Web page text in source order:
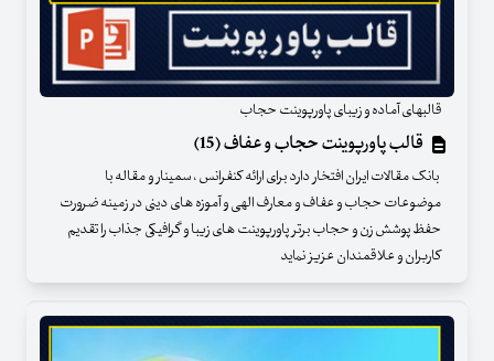
قالبهای آماده و زیبای پاورپوینت حجاب
قالب پاورپوینت حجاب و عفاف (15)
بانک مقالات ایران افتخار دارد برای ارائه کنفرانس ، سمینار و مقاله با
موضوعات حجاب و عفاف و معارف الهی و آموزه های دینی در زمینه ضرورت
حفظ پوشش زن و حجاب برتر پاورپوینت های زیبا و گرافیکی جذاب را تقدیم
کاربران و علاقمندان عزیز نماید